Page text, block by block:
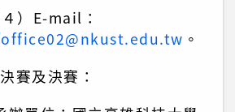
４）E-mail：
。
賽及決賽：